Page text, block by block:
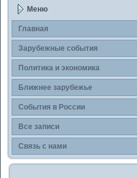
Меню
Главная
Зарубежные сοбытия
Политика и экономика
Ближнее зарубежье
События в России
Все записи
Связь с нами